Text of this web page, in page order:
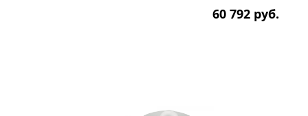
60 792 руб.